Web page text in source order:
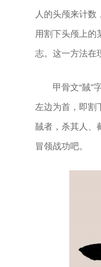
人的头颅来计数
用割下头颅上的
志。这一方法在
甲骨文“馘”
左边为首，即割
馘者，杀其人、
冒领战功吧。